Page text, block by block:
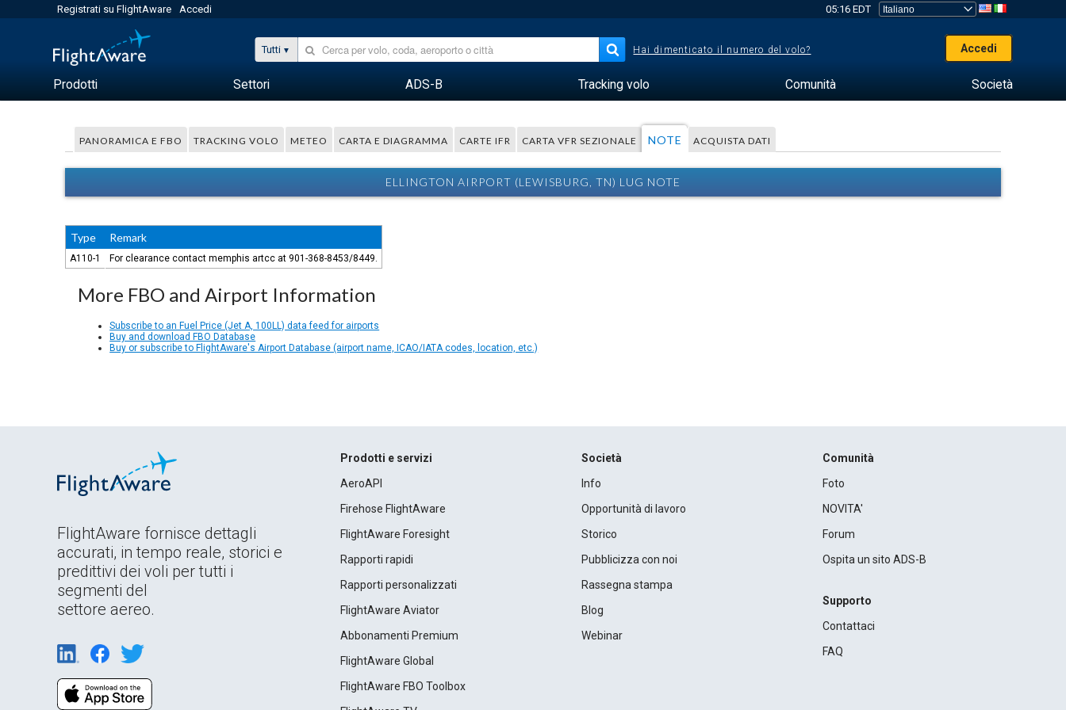
Registrati su FlightAware Accedi 05:16 EDT
Tutti Hai dimenticato il numero del volo? Accedi
Prodotti Settori ADS-B Tracking volo Comunità Società
PANORAMICA E FBO TRACKING VOLO METEO CARTA E DIAGRAMMA CARTE IFR CARTA VFR SEZIONALE NOTE ACQUISTA DATI
ELLINGTON AIRPORT (LEWISBURG, TN) LUG NOTE
Type Remark
A110-1 For clearance contact memphis artcc at 901-368-8453/8449.
More FBO and Airport Information
Subscribe to an Fuel Price (Jet A, 100LL) data feed for airports
Buy and download FBO Database
Buy or subscribe to FlightAware's Airport Database (airport name, ICAO/IATA codes, location, etc.)
FlightAware fornisce dettagli
accurati, in tempo reale, storici e
predittivi dei voli per tutti i
segmenti del
settore aereo.
Prodotti e servizi
AeroAPI
Firehose FlightAware
FlightAware Foresight
Rapporti rapidi
Rapporti personalizzati
FlightAware Aviator
Abbonamenti Premium
FlightAware Global
FlightAware FBO Toolbox
Società
Info
Opportunità di lavoro
Storico
Pubblicizza con noi
Rassegna stampa
Blog
Webinar
Comunità
Foto
NOVITA'
Forum
Ospita un sito ADS-B
Supporto
Contattaci
FAQ